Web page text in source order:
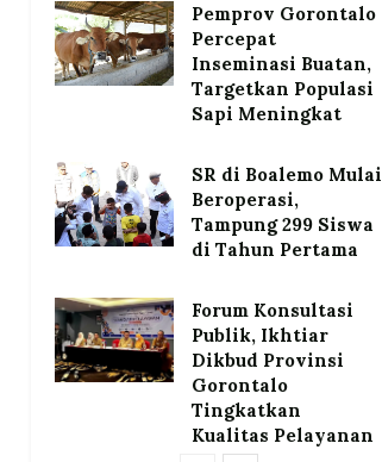
Pemprov Gorontalo
Percepat
Inseminasi Buatan,
Targetkan Populasi
Sapi Meningkat
SR di Boalemo Mulai
Beroperasi,
Tampung 299 Siswa
di Tahun Pertama
Forum Konsultasi
Publik, Ikhtiar
Dikbud Provinsi
Gorontalo
Tingkatkan
Kualitas Pelayanan